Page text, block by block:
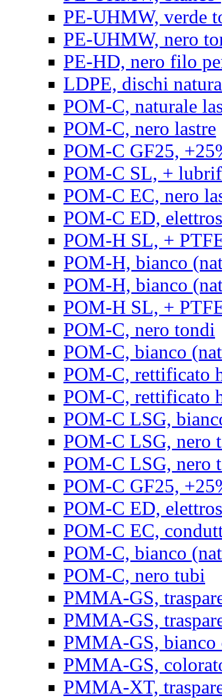
PE-UHMW, verde
PE-UHMW, nero
PE-HD, nero filo
LDPE, dischi
POM-C, naturale
POM-C, nero lastre
POM-C GF25,
POM-C SL, +
POM-C EC, nero
POM-C ED,
POM-H SL, +
POM-H, bianco
POM-H, bianco
POM-H SL, +
POM-C, nero tondi
POM-C, bianco
POM-C, rettificato
POM-C, rettificato
POM-C LSG,
POM-C LSG, nero
POM-C LSG, nero
POM-C GF25,
POM-C ED,
POM-C EC,
POM-C, bianco
POM-C, nero tubi
PMMA-GS,
PMMA-GS,
PMMA-GS, bianco
PMMA-GS,
PMMA-XT,